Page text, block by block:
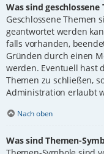
Was sind geschlossene
Geschlossene Themen
geantwortet werden
falls vorhanden,
Gründen durch einen
werden. Eventuell hast
Themen zu schließen,
Administration erlaubt
Nach oben
Was sind Themen-